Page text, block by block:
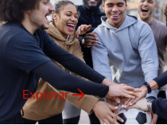
Explorar